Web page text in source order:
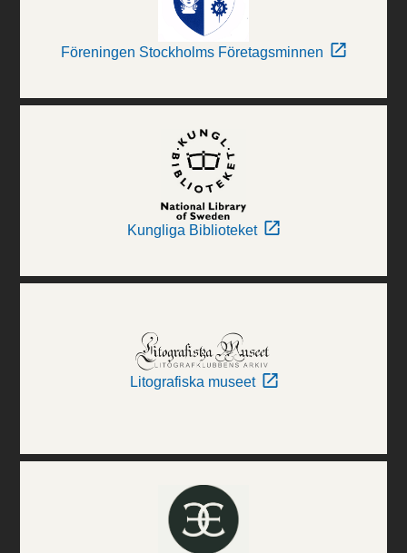
Föreningen Stockholms Företagsminnen
Kungliga Biblioteket
Litografiska museet